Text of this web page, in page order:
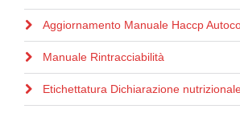
Aggiornamento Manuale Haccp
Manuale Rintracciabilità
Etichettatura Dichiarazione